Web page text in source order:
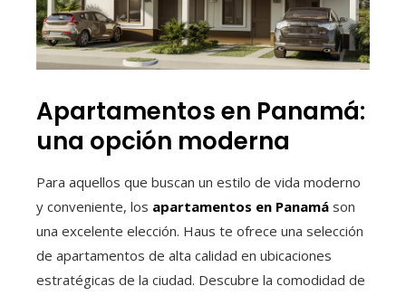
Apartamentos en Panamá:
una opción moderna
Para aquellos que buscan un estilo de vida moderno
y conveniente, los apartamentos en Panamá son
una excelente elección. Haus te ofrece una selección
de apartamentos de alta calidad en ubicaciones
estratégicas de la ciudad. Descubre la comodidad de